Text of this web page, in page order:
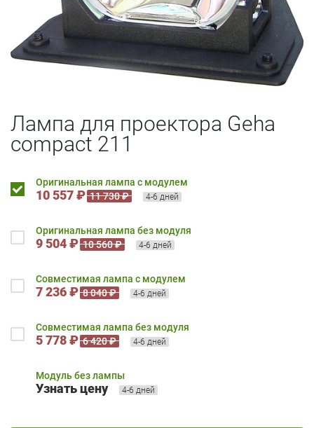
Лампа для проектора Geha
compact 211
Оригинальная лампа с модулем
10 557 ₽ 11 730 ₽ 4-6 дней
Оригинальная лампа без модуля
9 504 ₽ 10 560 ₽ 4-6 дней
Совместимая лампа с модулем
7 236 ₽ 8 040 ₽ 4-6 дней
Совместимая лампа без модуля
5 778 ₽ 6 420 ₽ 4-6 дней
Модуль без лампы
Узнать цену 4-6 дней